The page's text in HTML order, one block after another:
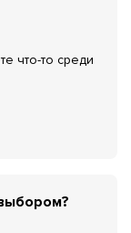
что-то среди